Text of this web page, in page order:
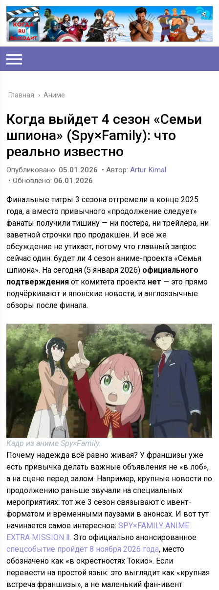
Главная › Аниме
Когда выйдет 4 сезон «Семьи
шпиона» (Spy×Family): что
реально известно
Опубликовано: 05.01.2026 • Автор:Artur Kimal
• Обновлено: 06.01.2026
Финальные титры 3 сезона отгремели в конце 2025
года, а вместо привычного «продолжение следует»
фанаты получили тишину — ни постера, ни трейлера, ни
заветной строчки про продакшен. И всё же
обсуждение не утихает, потому что главный запрос
сейчас один: будет ли 4 сезон аниме-проекта «Семья
шпиона». На сегодня (5 января 2026) официального
подтверждения от комитета проекта нет — это прямо
подчёркивают и японские новости, и англоязычные
обзоры после финала.
Кадр из аниме Spy×Family.
Почему надежда всё равно живая? У франшизы уже
есть привычка делать важные объявления не «в лоб»,
а на сцене перед залом. Например, крупные новости по
продолжению раньше звучали на специальных
мероприятиях: тот же 3 сезон связывают с ивент-
форматом и временными паузами в анонсах. И вот тут
начинается самое интересное:SPY×FAMILY ANIME
EXTRA MISSION Ⅱ. Это официально анонсированное
спецсобытие пройдёт 8 ноября 2026 года, место
обозначено как «в окрестностях Токио». Если
перевести на простой язык: это выглядит как «крупная
встреча франшизы», а не маленький фан-ивент.